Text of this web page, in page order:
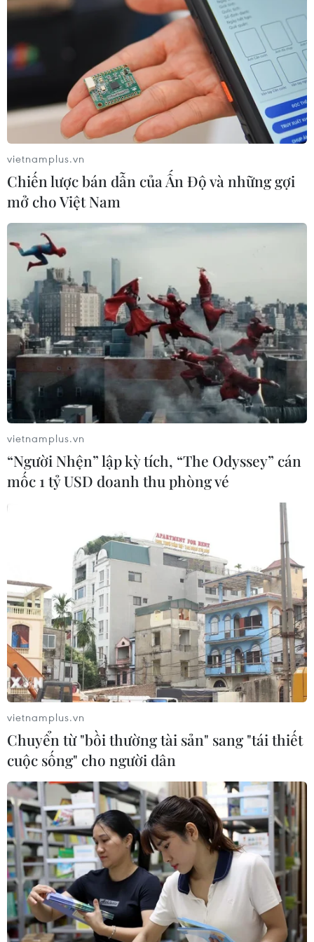
TIN CÙNG CHUYÊN MỤC
vietnamplus.vn
Chiến lược bán dẫn của Ấn Độ và những gợi
mở cho Việt Nam
vietnamplus.vn
“Người Nhện” lập kỳ tích, “The Odyssey” cán
mốc 1 tỷ USD doanh thu phòng vé
vietnamplus.vn
Chuyển từ "bồi thường tài sản" sang "tái thiết
cuộc sống" cho người dân